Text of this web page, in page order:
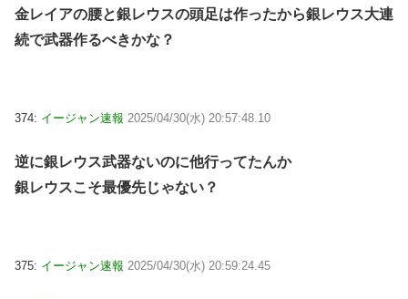
金レイアの腰と銀レウスの頭足は作ったから銀レウス大連
続で武器作るべきかな？
374: イージャン速報 2025/04/30(水) 20:57:48.10
逆に銀レウス武器ないのに他行ってたんか
銀レウスこそ最優先じゃない？
375: イージャン速報 2025/04/30(水) 20:59:24.45